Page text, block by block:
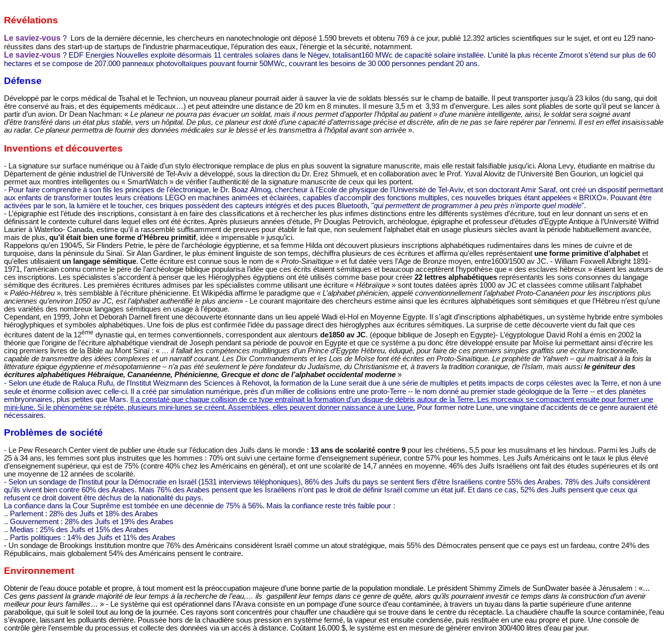
Révélations
Le saviez-vous ?
Lors de la dernière décennie, les chercheurs en nanotechnologie ont déposé 1.590 brevets et obtenu 769 à ce jour, publié 12.392 articles scientifiques sur le sujet, et ont eu 129 nano-
réussites dans des start-up de startups de l’industrie pharmaceutique, l’épuration des eaux, l’énergie et la sécurité, notamment.
Le saviez-vous ? EDF Energies Nouvelles exploite désormais 11 centrales solaires dans le Négev, totalisant160 MWc de capacité solaire installée. L’unité la plus récente Zmorot s’étend sur plus de 60
hectares et se compose de 207.000 panneaux photovoltaïques pouvant fournir 50MWc, couvrant les besoins de 30 000 personnes pendant 20 ans.
Défense
Développé par le corps médical de Tsahal et le Technion, un nouveau planeur pourrait aider à sauver la vie de soldats blessés sur le champ de bataille. Il peut transporter jusqu’à 23 kilos (du sang, qui doit
être conservé au frais, et des équipements médicaux…) et peut atteindre une distance de 20 km en 8 minutes. Il mesure 3,5 m et 3,93 m d’envergure. Les ailes sont pliables de sorte qu’il peut se lancer à
partir d’un avion. Dr Dean Nachman: « Le planeur ne pourra pas évacuer un soldat, mais il nous permet d’apporter l’hôpital au patient » d’une manière intelligente, ainsi, le soldat sera soigné avant
d’être transféré dans un état plus stable, vers un hôpital. De plus, ce planeur est doté d’une capacité d’atterrissage précise et discrète, afin de ne pas se faire repérer par l’ennemi. Il est en effet insaisissable
au radar. Ce planeur permettra de fournir des données médicales sur le blessé et les transmettra à l’hôpital avant son arrivée ».
Inventions et découvertes
- La signature sur surface numérique ou à l'aide d'un stylo électronique remplace de plus en plus souvent la signature manuscrite, mais elle restait falsifiable jusqu’ici. Alona Levy, étudiante en maitrise du
Département de génie industriel de l'Université de Tel-Aviv a développé, sous la direction du Dr. Erez Shmueli, et en collaboration avec le Prof. Yuval Alovitz de l'Université Ben Gourion, un logiciel qui
permet aux montres intelligentes ou « SmartWatch » de vérifier l'authenticité de la signature manuscrite de ceux qui les portent.
- Pour faire comprendre à son fils les principes de l'électronique, le Dr. Boaz Almog, chercheur à l'Ecole de physique de l'Université de Tel-Aviv, et son doctorant Amir Saraf, ont créé un dispositif permettant
aux enfants de transformer toutes leurs créations LEGO en machines animées et éclairées, capables d'accomplir des fonctions multiples, ces nouvelles briques étant appelées « BRIXO». Pouvant être
activées par le son, la lumière et le toucher, ces briques possèdent des capteurs intégrés et des puces Bluetooth, "qui permettent de programmer à peu près n'importe quel modèle".
- L’épigraphie est l’étude des inscriptions, consistant à en faire des classifications et à rechercher les plus infimes distinctions entre les différents systèmes d’écriture, tout en leur donnant un sens et en
définissant le contexte culturel dans lequel elles ont été écrites. Après plusieurs années d’étude, Pr Douglas Petrovich, archéologue, épigraphe et professeur d’études d’Egypte Antique à l’Université Wilfrid
Laurier à Waterloo- Canada, estime qu’il a rassemblé suffisamment de preuves pour établir le fait que, non seulement l’alphabet était en usage plusieurs siècles avant la période habituellement avancée,
mais de plus, qu’il était bien une forme d’Hébreu primitif, idée « impensable » jusqu’ici.
Rappelons qu’en 1904/5, Sir Flinders Petrie, le père de l’archéologie égyptienne, et sa femme Hildaont découvert plusieurs inscriptions alphabétiques rudimentaires dans les mines de cuivre et de
turquoise, dans la péninsule du Sinaï. Sir Alan Gardiner, le plus éminent linguiste de son temps, déchiffra plusieurs de ces écritures et affirma qu’elles représentaient une forme primitive d’alphabet et
qu’elles utilisaient un langage sémitique. Cette écriture est connue sous le nom de « Proto-Sinaïtique » et fut datée vers l’Age de Bronze moyen, entre1600/1500 av JC. - William Foxwell Albright 1891-
1971, l’américain connu comme le père de l’archéologie biblique popularisa l’idée que ces écrits étaient sémitiques et beaucoup acceptèrent l’hypothèse que « des esclaves hébreux » étaient les auteurs de
ces inscriptions. Les spécialistes s’accordent à penser que les Hiéroglyphes égyptiens ont été utilisés comme base pour créer 22 lettres alphabétiques représentants les sons consonnes du langage
sémitique des écritures. Les premières écritures admises par les spécialistes comme utilisant une écriture « Hébraïque » sont toutes datées après 1000 av JC et classées comme utilisant l’alphabet
« Paléo-Hébreu », très semblable à l’écriture phénicienne. Et Wikipédia affirme le paradigme que « L’alphabet phénicien, appelé conventionnellement l’alphabet Proto-Cananéen pour les inscriptions plus
anciennes qu’environ 1050 av JC, est l’alphabet authentifié le plus ancien» - Le courant majoritaire des chercheurs estime ainsi que les écritures alphabétiques sont sémitiques et que l’Hébreu n’est qu’une
des variétés des nombreux langages sémitiques en usage à l’époque.
Cependant, en 1999, John et Deborah Darnell firent une découverte étonnante dans un lieu appelé Wadi el-Hol en Moyenne Egypte. Il s’agit d’inscriptions alphabétiques, un système hybride entre symboles
hiéroglyphiques et symboles alphabétiques. Une fois de plus est confirmée l’idée du passage direct des hiéroglyphes aux écritures sémitiques. La surprise de cette découverte vient du fait que ces
écritures datent de la 12ème dynastie qui, en termes conventionnels, correspondent aux alentours de1850 av JC. (époque biblique de Joseph en Egypte)- L’égyptologue David Rohl a émis en 2002 la
théorie que l’origine de l’écriture alphabétique viendrait de Joseph pendant sa période de pouvoir en Egypte et que ce système a pu donc être développé ensuite par Moïse lui permettant ainsi d’écrire les
cinq premiers livres de la Bible au Mont Sinaï : « … il fallait les compétences multilingues d’un Prince d’Egypte Hébreu, éduqué, pour faire de ces premiers simples graffitis une écriture fonctionnelle,
capable de transmettre des idées complexes et un narratif courant. Les Dix Commandements et les Lois de Moïse font été écrites en Proto-Sinaïtique. Le prophète de Yahweh – qui maitrisait à la fois la
littérature épique égyptienne et mésopotamienne – n’a pas été seulement le père fondateur du Judaïsme, du Christianisme et, à travers la tradition coranique, de l’Islam, mais aussile géniteur des
écritures alphabétiques Hébraique, Cananéenne, Phénicienne, Grecque et donc de l’alphabet occidental moderne »
- Selon une étude de Raluca Rufu, de l'Institut Weizmann des Sciences à Rehovot, la formation de la Lune serait due à une série de multiples et petits impacts de corps célestes avec la Terre, et non à une
seule et énorme collision avec celle-ci. Il a créé par simulation numérique, près d'un millier de collisions entre une proto-Terre -- le nom donné au premier stade géologique de la Terre -- et des planètes
embryonnaires, plus petites que Mars.
Il a constaté que chaque collision de ce type entraînait la formation d'un disque de débris autour de la Terre. Les morceaux se compactent ensuite pour former une
mini-lune. Si le phénomène se répète, plusieurs mini-lunes se créent. Assemblées, elles peuvent donner naissance à une Lune. Pour former notre Lune, une vingtaine d'accidents de ce genre auraient été
nécessaires.
Problèmes de société
- Le Pew Research Center vient de publier une étude sur l’éducation des Juifs dans le monde : 13 ans de scolarité contre 9 pour les chrétiens, 5,5 pour les musulmans et les hindous. Parmi les Juifs de
25 à 34 ans, les femmes sont plus instruites que les hommes : 70% ont suivi une certaine forme d’enseignement supérieur, contre 57% pour les hommes. Les Juifs Américains ont le taux le plus élevé
d’enseignement supérieur, qui est de 75% (contre 40% chez les Américains en général), et ont une scolarité de 14,7 années en moyenne. 46% des Juifs Israéliens ont fait des études supérieures et ils ont
une moyenne de 12 années de scolarité.
- Selon un sondage de l’Institut pour la Démocratie en Israël (1531 interviews téléphoniques), 86% des Juifs du pays se sentent fiers d’être Israéliens contre 55% des Arabes. 78% des Juifs considèrent
qu’ils vivent bien contre 60% des Arabes. Mais 76% des Arabes pensent que les Israéliens n’ont pas le droit de définir Israël comme un état juif. Et dans ce cas, 52% des Juifs pensent que ceux qui
refusent ce droit doivent être déchus de la nationalité du pays.
La confiance dans la Cour Suprême est tombée en une décennie de 75% à 56%. Mais la confiance reste très faible pour :
.. Parlement : 28% des Juifs et 18% des Arabes
.. Gouvernement : 28% des Juifs et 19% des Arabes
.. Medias : 25% des Juifs et 15% des Arabes
.. Partis politiques : 14% des Juifs et 11% des Arabes
- Un sondage de Brookings Institution montre que 76% des Américains considèrent Israël comme un atout stratégique, mais 55% des Démocrates pensent que ce pays est un fardeau, contre 24% des
Républicains, mais globalement 54% des Américains pensent le contraire.
Environnement
Obtenir de l’eau douce potable et propre, à tout moment est la préoccupation majeure d’une bonne partie de la population mondiale. Le président Shimmy Zimels de SunDwater basée à Jérusalem : «…
Ces gens passent la grande majorité de leur temps à la recherche de l’eau,… ils gaspillent leur temps dans ce genre de quête, alors qu’ils pourraient investir ce temps dans la construction d’un avenir
meilleur pour leurs familles… » - Le système qui est opérationnel dans l’Arava consiste en un pompage d’une source d’eau contaminée, à travers un tuyau dans la partie supérieure d’une antenne
parabolique, qui suit le soleil tout au long de la journée. Ces rayons sont concentrés pour chauffer une chaudière qui se trouve dans le centre du réceptacle. La chaudière chauffe la source contaminée, l’eau
s’évapore, laissant les polluants derrière. Poussée hors de la chaudière sous pression en système fermé, la vapeur est ensuite condensée, puis restituée en une eau propre et pure. Une console de
contrôle gère l’ensemble du processus et collecte des données via un accès à distance. Coûtant 16.000 $, le système est en mesure de générer environ 300/400 litres d’eau par jour.